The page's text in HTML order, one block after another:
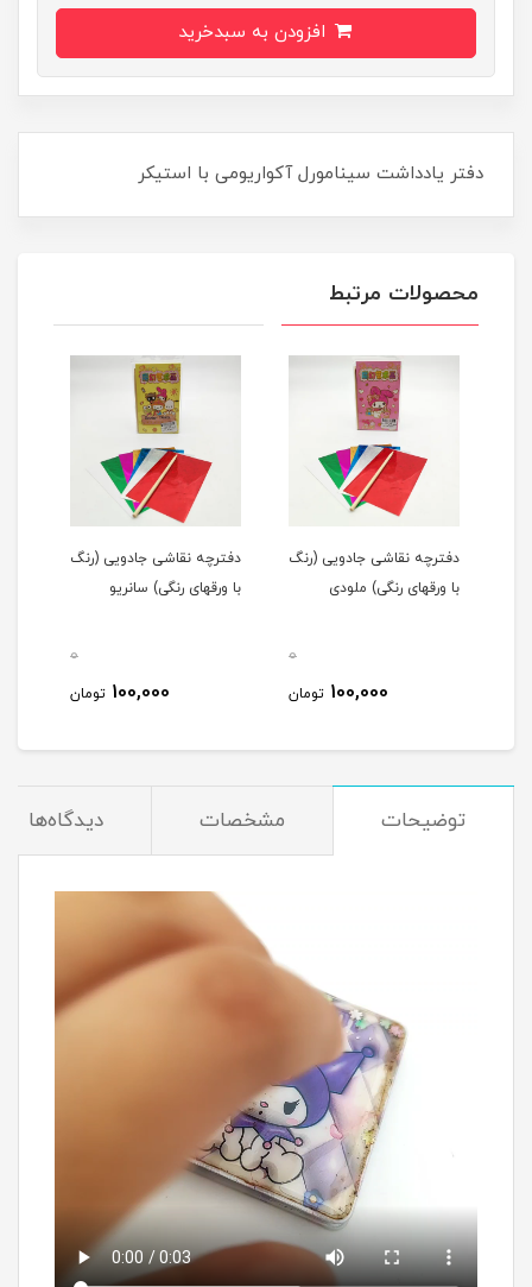
دفتر یادداشت سینامورل آکواریومی با استیکر
محصولات مرتبط
دفترچه نقاشی جادویی (رنگ
با ورقهای رنگی) ملودی
0
100,000 تومان
دفترچه نقاشی جادویی (رنگ
با ورقهای رنگی) سانریو
0
100,000 تومان
توضیحات مشخصات دیدگاه‌ها